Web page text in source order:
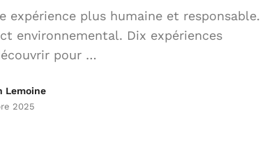
expérience plus humaine et responsable.
environnemental. Dix expériences
pour …
Lemoine
2025